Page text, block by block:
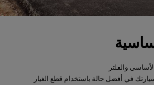
والفلتر
في أفضل حالة باستخدام قطع الغيار